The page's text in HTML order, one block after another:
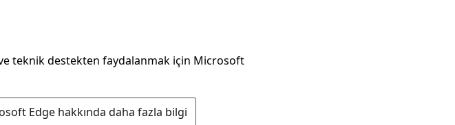
teknik destekten faydalanmak için Microsoft
Edge hakkında daha fazla bilgi